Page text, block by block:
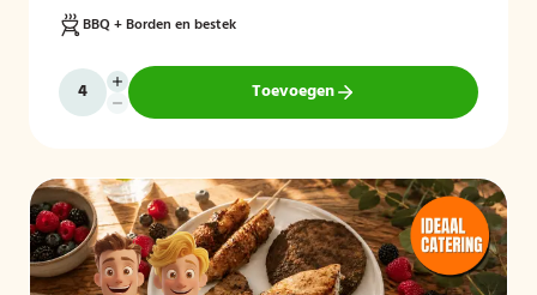
BBQ + Borden en bestek
Toevoegen